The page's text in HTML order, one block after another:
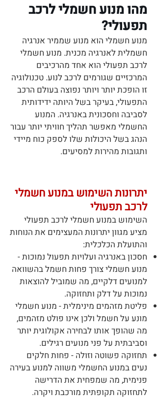
מהו מנוע חשמלי לרכב
תפעולי?
מנוע חשמלי הוא מנוע שממיר אנרגיה
חשמלית לאנרגיה מכנית. מנוע חשמלי
לרכב תפעולי הוא אחד מהרכיבים
המרכזיים שגורמים לרכב לנוע. טכנולוגיה
זו הופכת יותר ויותר נפוצה בעולם הרכב
התפעולי, בעיקר בשל היותה ידידותית
לסביבה וחסכונית באנרגיה. המנוע
החשמלי מאפשר תהליך חוויתי יותר עבור
הנהג בשל היכולות שלו לספק כוח מיידי
ותגובות מהירות למסיעים.
יתרונות השימוש במנוע חשמלי
לרכב תפעולי
השימוש במנוע חשמלי לרכב תפעולי
מציע מגוון יתרונות המעצימים את הנוחות
והתועלת הכלכלית:
חסכון באנרגיה ועלויות תפעול נמוכות -
מנוע חשמלי צורך פחות חשמל בהשוואה
למנועים דלקיים, מה שמוביל להוצאות
נמוכות על דלק ותחזוקה.
פליטת מזהמים מינימלית - מנוע חשמלי
מונע על חשמל ולכן אינו פולט מזהמים,
מה שהופך אותו לבחירה אקולוגית יותר
וסביבתית על פני מנועים רגילים.
תחזוקה פשוטה וזולה - פחות חלקים
נעים במנוע החשמלי משווה למנוע בעירה
פנימית, מה שמפחית את הדרישה
לתחזוקה תקופתית מורכבת ויקרה.